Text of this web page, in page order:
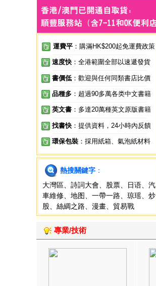
運費平 ：購滿HK$200起免運費政策
速度快 ：全港範圍全部以速遞發貨
書價低 ：歡迎與任何同類書店比價
品種多 ：超過90多萬各类中文書籍
英文書 ：多達20萬種英文原版書籍
找書快 ：提供資料，24小時內反饋
環保包裝 ：採用紙箱、氣泡紙材料
熱搜關鍵字 ：
大灣區
詩詞大會 股票 日语
汽
車維修
地图 一帶一路 琼瑶
炒
股
絲綢之路 漫畫 貿易戰
專業/技術